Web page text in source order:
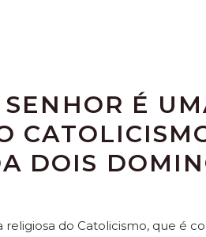
É
DOIS
religiosa do Catolicismo, que é